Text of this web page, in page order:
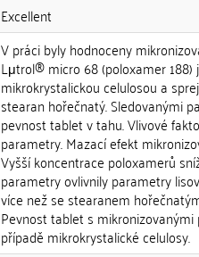
Excellent
V práci byly hodnoceny
Lμtrol® micro 68 (poloxamer
mikrokrystalickou celulosou a
stearan hořečnatý. Sledovanými
pevnost tablet v tahu. Vlivové
parametry. Mazací efekt
Vyšší koncentrace poloxamerů
parametry ovlivnily parametry
více než se stearanem
Pevnost tablet s
případě mikrokrystalické celulosy.